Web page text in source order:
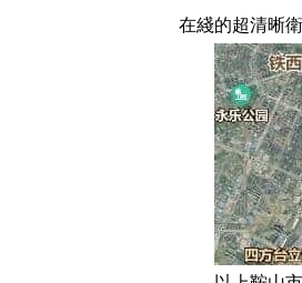
在綫的超清晰